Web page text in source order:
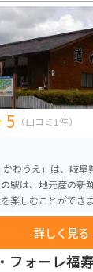
むこともできます。 つぐ
方、地元グルメを
5 （口コミ1件）
わうえ」は、岐阜県
駅は、地元産の新
できます。 特に、刀匠のまち
継ぐ刃物や包丁は
うえ自然公園」に
きます。 バイク
あるので安心です。 周辺に
詳しく見る
フォーレ福